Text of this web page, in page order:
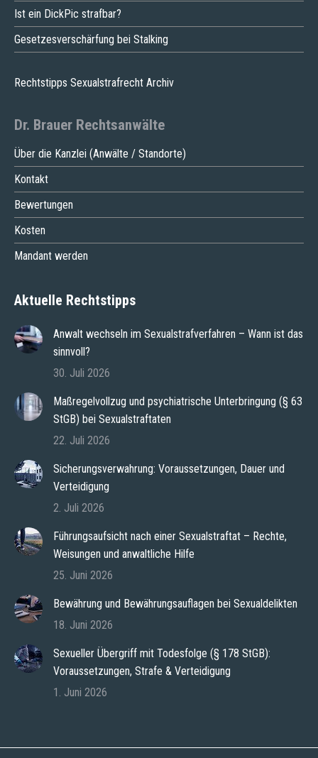
Ist ein DickPic strafbar?
Gesetzesverschärfung bei Stalking
Rechtstipps Sexualstrafrecht Archiv
Dr. Brauer Rechtsanwälte
Über die Kanzlei (Anwälte / Standorte)
Kontakt
Bewertungen
Kosten
Mandant werden
Aktuelle Rechtstipps
Anwalt wechseln im Sexualstrafverfahren – Wann ist das
sinnvoll?
30. Juli 2026
Maßregelvollzug und psychiatrische Unterbringung (§ 63
StGB) bei Sexualstraftaten
22. Juli 2026
Sicherungsverwahrung: Voraussetzungen, Dauer und
Verteidigung
2. Juli 2026
Führungsaufsicht nach einer Sexualstraftat – Rechte,
Weisungen und anwaltliche Hilfe
25. Juni 2026
Bewährung und Bewährungsauflagen bei Sexualdelikten
18. Juni 2026
Sexueller Übergriff mit Todesfolge (§ 178 StGB):
Voraussetzungen, Strafe & Verteidigung
1. Juni 2026